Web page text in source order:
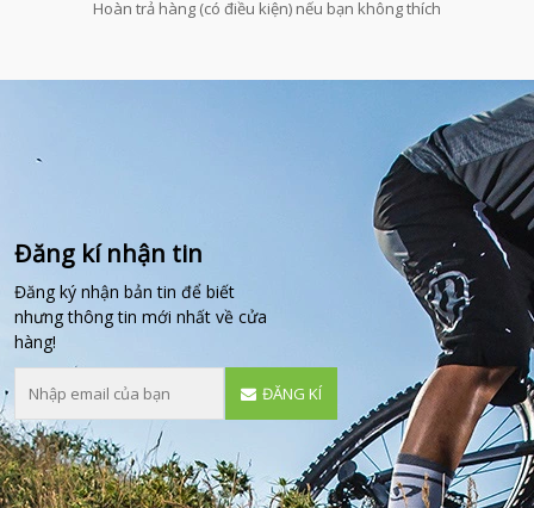
Hoàn trả hàng (có điều kiện) nếu bạn không thích
Đăng kí nhận tin
Đăng ký nhận bản tin để biết
nhưng thông tin mới nhất về cửa
hàng!
ĐĂNG KÍ